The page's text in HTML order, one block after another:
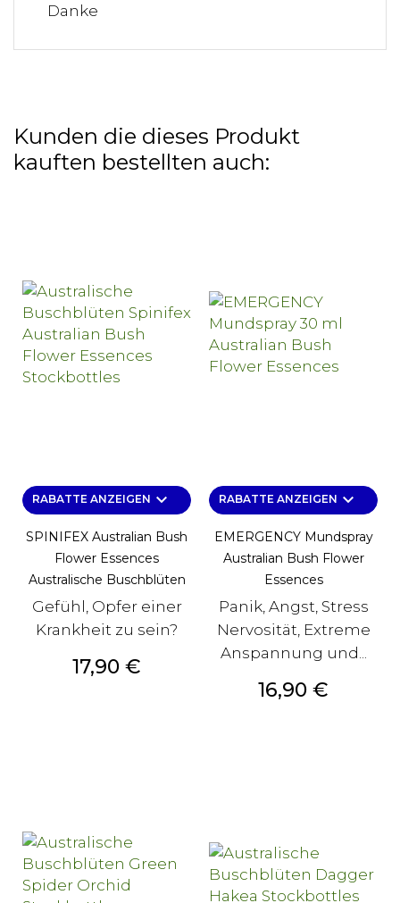
Danke
Kunden die dieses Produkt
kauften bestellten auch:
RABATTE ANZEIGEN keyboard_arrow_down
SPINIFEX Australian Bush
Flower Essences
Australische Buschblüten
Gefühl, Opfer einer
Krankheit zu sein?
Preis
17,90 €
RABATTE ANZEIGEN keyboard_arrow_down
EMERGENCY Mundspray
Australian Bush Flower
Essences
Panik, Angst, Stress
Nervosität, Extreme
Anspannung und...
Preis
16,90 €